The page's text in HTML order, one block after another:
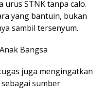
urus STNK tanpa calo.
yang bantuin, bukan
sambil tersenyum.
Bangsa
juga mengingatkan
sumber